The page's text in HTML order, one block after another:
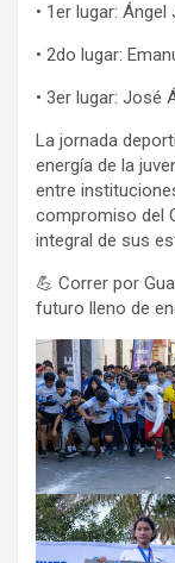
• 1er lugar:
• 2do lugar:
• 3er lugar: José
La jornada
energía de la
entre
compromiso del
integral de sus
💪 Correr por
futuro lleno de